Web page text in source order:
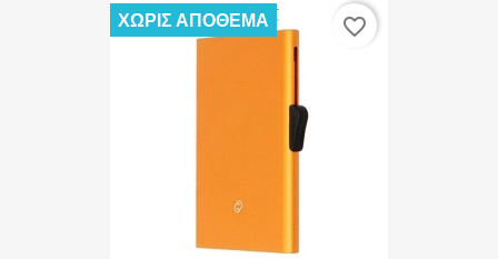
ΧΩΡΊΣ ΑΠΌΘΕΜΑ favorite_border